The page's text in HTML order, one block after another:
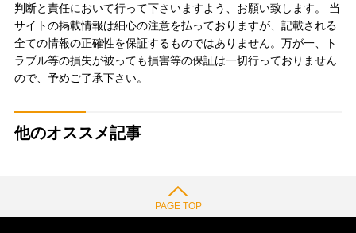
判断と責任において行って下さいますよう、お願い致します。 当
サイトの掲載情報は細心の注意を払っておりますが、記載される
全ての情報の正確性を保証するものではありません。万が一、ト
ラブル等の損失が被っても損害等の保証は一切行っておりません
ので、予めご了承下さい。
他のオススメ記事
PAGE TOP